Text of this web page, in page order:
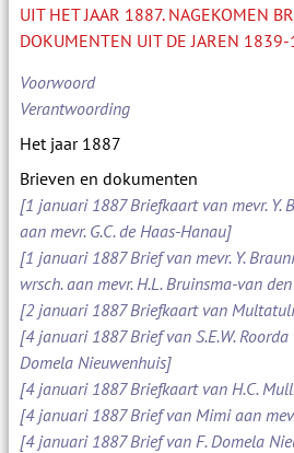
UIT HET JAAR 1887. NAGEKOMEN
DOKUMENTEN UIT DE JAREN
Voorwoord
Verantwoording
Het jaar 1887
Brieven en dokumenten
[1 januari 1887 Briefkaart van mevr. Y.
aan mevr. G.C. de Haas-Hanau]
[1 januari 1887 Brief van mevr. Y.
wrsch. aan mevr. H.L. Bruinsma-van
[2 januari 1887 Briefkaart van
[4 januari 1887 Brief van S.E.W.
Domela Nieuwenhuis]
[4 januari 1887 Briefkaart van H.C.
[4 januari 1887 Brief van Mimi aan
[4 januari 1887 Brief van F. Domela